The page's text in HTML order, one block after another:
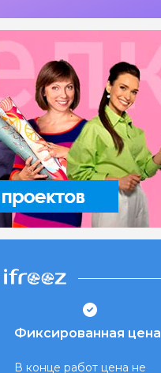
Фиксированная цена
В конце работ цена не